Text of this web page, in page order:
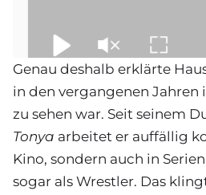
Genau deshalb erklärte
in den vergangenen Jahren
zu sehen war. Seit seinem
Tonya arbeitet er auffällig
Kino, sondern auch in
sogar als Wrestler. Das